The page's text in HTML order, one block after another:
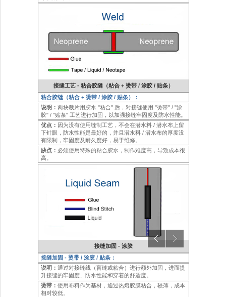
接缝工艺 - 粘合胶缝（粘合 + 烫带 / 涂胶 / 贴条）
粘合胶缝（粘合 + 烫带 / 涂胶 / 贴条）：
说明： 两块裁片用胶水 "粘合" 后，对接缝使用 "烫带" / "涂
胶" / "贴条" 工艺进行加固，以加强接缝牢固度及防水性能。
优点： 因为没有使用缝制工艺，不会在潜水料 / 潜水布上留
下针眼，防水性能是最好的，并且潜水料 / 潜水布的厚度没
有限制，牢固度及耐久度好，易于维修。
缺点： 必须使用特殊的粘合胶水，制作难度高，导致成本很
高。
接缝加固 - 涂胶
接缝加固 - 烫带 / 涂胶 / 贴条：
说明： 通过对接缝线（盲缝或粘合）进行额外加固，进而提
升接缝的牢固度、防水性能和穿着的舒适度。
烫带： 使用布料作为基材，通过热熔胶膜粘合，较薄，成本
相对较低。